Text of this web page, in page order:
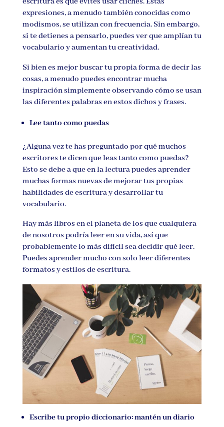
expresiones, a menudo también conocidas como
modismos, se utilizan con frecuencia. Sin embargo,
si te detienes a pensarlo, puedes ver que amplían tu
vocabulario y aumentan tu creatividad.
Si bien es mejor buscar tu propia forma de decir las
cosas, a menudo puedes encontrar mucha
inspiración simplemente observando cómo se usan
las diferentes palabras en estos dichos y frases.
Lee tanto como puedas
¿Alguna vez te has preguntado por qué muchos
escritores te dicen que leas tanto como puedas?
Esto se debe a que en la lectura puedes aprender
muchas formas nuevas de mejorar tus propias
habilidades de escritura y desarrollar tu
vocabulario.
Hay más libros en el planeta de los que cualquiera
de nosotros podría leer en su vida, así que
probablemente lo más difícil sea decidir qué leer.
Puedes aprender mucho con solo leer diferentes
formatos y estilos de escritura.
Escribe tu propio diccionario: mantén un diario